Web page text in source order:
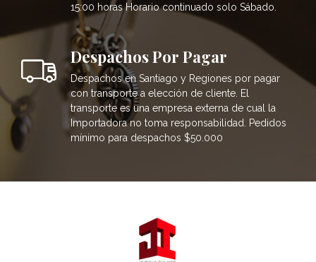
15:00 horas Horario continuado solo Sábado.
Despachos Por Pagar
Despachos en Santiago y Regiones por pagar
con transporte a elección de cliente. El
transporte es una empresa externa de cual la
Importadora no toma responsabilidad. Pedidos
mínimo para despachos $50.000